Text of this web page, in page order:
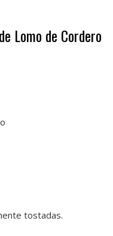
Lomo de Cordero
tostadas.